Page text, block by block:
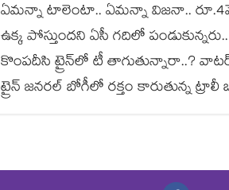
ఏమన్నా టాలెంటా.. ఏమన్నా విజనా.. రూ.4వేల
ఉక్క పోస్తుందని ఏసీ గదిలో
కొంపదీసి ట్రైన్⁬లో టీ తాగుతున్నారా..?
ట్రైన్ జనరల్ బోగీలో రక్తం కారుతున్న